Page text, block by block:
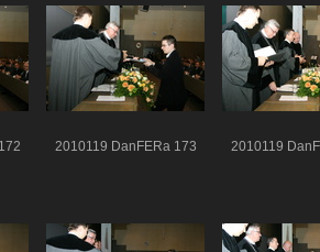
2010119 DanFERa 173 2010119